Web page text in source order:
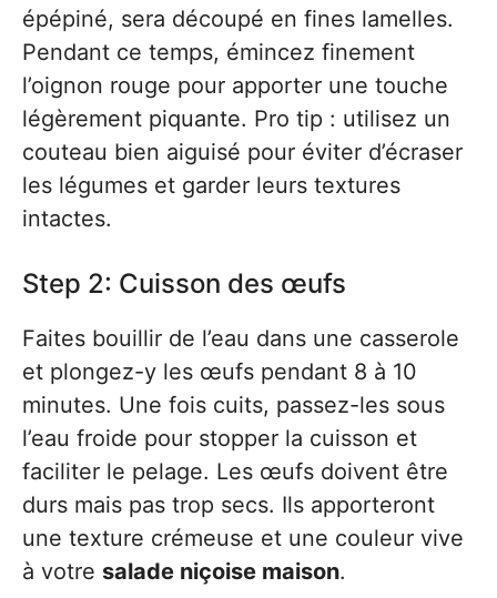
épépiné, sera découpé en fines lamelles.
Pendant ce temps, émincez finement
l’oignon rouge pour apporter une touche
légèrement piquante. Pro tip : utilisez un
couteau bien aiguisé pour éviter d’écraser
les légumes et garder leurs textures
intactes.
Step 2: Cuisson des œufs
Faites bouillir de l’eau dans une casserole
et plongez-y les œufs pendant 8 à 10
minutes. Une fois cuits, passez-les sous
l’eau froide pour stopper la cuisson et
faciliter le pelage. Les œufs doivent être
durs mais pas trop secs. Ils apporteront
une texture crémeuse et une couleur vive
à votre salade niçoise maison.